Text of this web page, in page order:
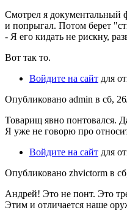
Смотрел я документальный
и попрыгал. Потом берет
- Я его кидать не рискну,
Вот так то.
Войдите на сайт для
Опубликовано admin в сб,
Товарищ явно понтовался.
Я уже не говорю про
Войдите на сайт для
Опубликовано zhvictorm в
Андрей! Это не понт. Это
Этим и отличается наше